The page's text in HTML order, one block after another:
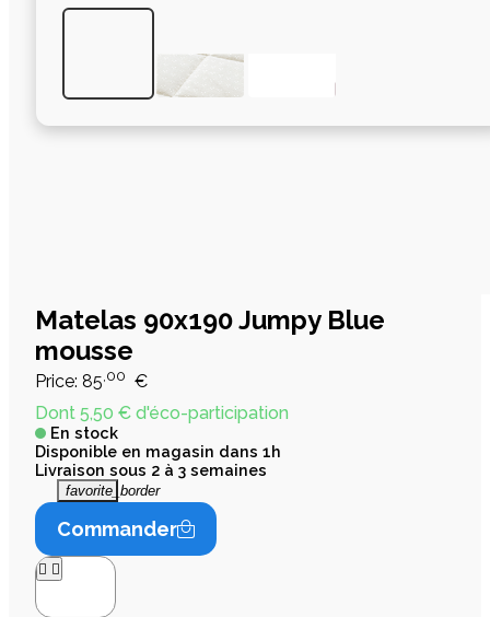
Matelas 90x190 Jumpy Blue
mousse
Price: 85 ,00 €
Dont 5,50 € d'éco-participation
En stock
Disponible en magasin dans 1h
Livraison sous 2 à 3 semaines
favorite_border
Commander
 